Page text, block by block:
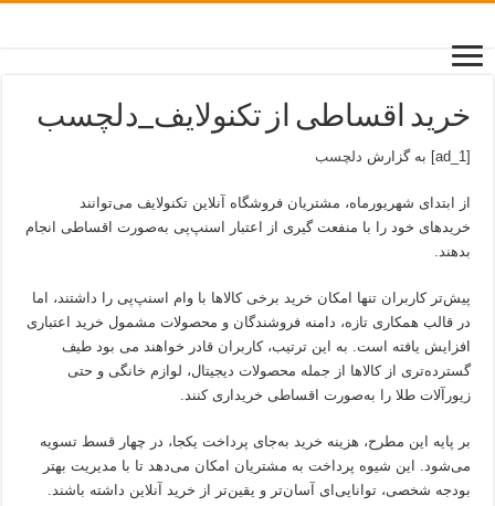
خرید اقساطی از تکنولایف_دلچسب
[ad_1] به گزارش دلچسب
از ابتدای شهریورماه، مشتریان فروشگاه آنلاین تکنولایف می‌توانند
خریدهای خود را با منفعت گیری از اعتبار اسنپ‌پی به‌صورت اقساطی انجام
بدهند.
پیش‌تر کاربران تنها امکان خرید برخی کالاها با وام اسنپ‌پی را داشتند، اما
در قالب همکاری تازه، دامنه فروشندگان و محصولات مشمول خرید اعتباری
افزایش یافته است. به این ترتیب، کاربران قادر خواهند می بود طیف
گسترده‌تری از کالاها از جمله محصولات دیجیتال، لوازم خانگی و حتی
زیورآلات طلا را به‌صورت اقساطی خریداری کنند.
بر پایه این مطرح، هزینه خرید به‌جای پرداخت یکجا، در چهار قسط تسویه
می‌شود. این شیوه پرداخت به مشتریان امکان می‌دهد تا با مدیریت بهتر
بودجه شخصی، توانایی‌ای آسان‌تر و یقین‌تر از خرید آنلاین داشته باشند.